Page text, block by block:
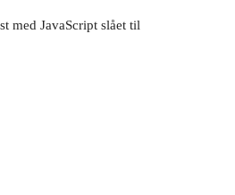
med JavaScript slået til